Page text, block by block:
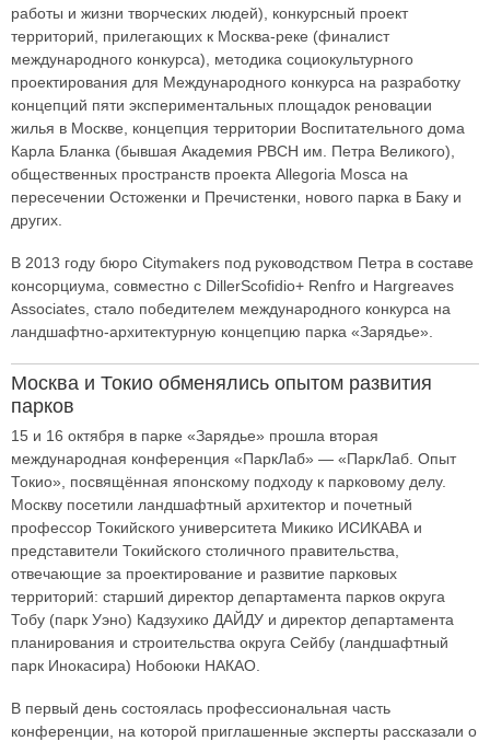
работы и жизни творческих людей), конкурсный проект
территорий, прилегающих к Москва-реке (финалист
международного конкурса), методика социокультурного
проектирования для Международного конкурса на разработку
концепций пяти экспериментальных площадок реновации
жилья в Москве, концепция территории Воспитательного дома
Карла Бланка (бывшая Академия РВСН им. Петра Великого),
общественных пространств проекта Allegoria Mosca на
пересечении Остоженки и Пречистенки, нового парка в Баку и
других.
В 2013 году бюро Citymakers под руководством Петра в составе
консорциума, совместно с DillerScofidio+ Renfro и Hargreaves
Associates, стало победителем международного конкурса на
ландшафтно-архитектурную концепцию парка «Зарядье».
Москва и Токио обменялись опытом развития
парков
15 и 16 октября в парке «Зарядье» прошла вторая
международная конференция «ПаркЛаб» — «ПаркЛаб. Опыт
Токио», посвящённая японскому подходу к парковому делу.
Москву посетили ландшафтный архитектор и почетный
профессор Токийского университета Микико ИСИКАВА и
представители Токийского столичного правительства,
отвечающие за проектирование и развитие парковых
территорий: старший директор департамента парков округа
Тобу (парк Уэно) Кадзухико ДАЙДУ и директор департамента
планирования и строительства округа Сейбу (ландшафтный
парк Инокасира) Нобоюки НАКАО.
В первый день состоялась профессиональная часть
конференции, на которой приглашенные эксперты рассказали о